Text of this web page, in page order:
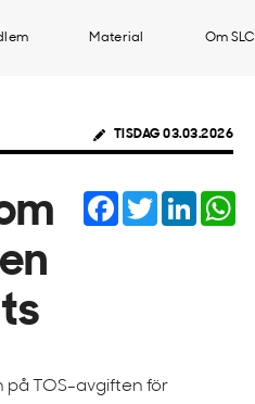
Material Om SLC
TISDAG 03.03.2026
Facebook
TwitterLinkedIn
på TOS-avgiften för